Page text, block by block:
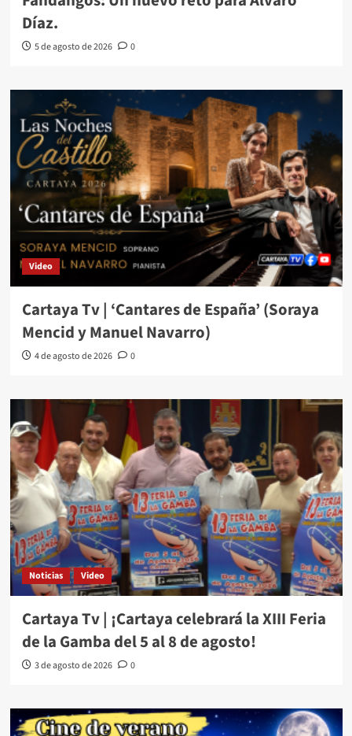
Díaz.
5 de agosto de 2026 0
Video
Cartaya Tv | ‘Cantares de España’ (Soraya
Mencid y Manuel Navarro)
4 de agosto de 2026 0
Noticias Video
Cartaya Tv | ¡Cartaya celebrará la XIII Feria
de la Gamba del 5 al 8 de agosto!
3 de agosto de 2026 0